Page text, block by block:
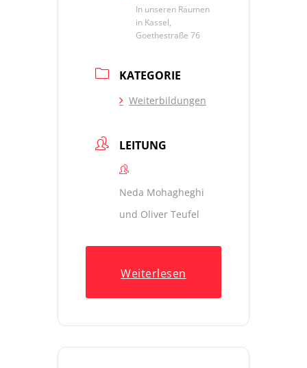
In unseren Räumen
in Kassel,
Goethestraße 76
KATEGORIE
Weiterbildungen
LEITUNG
Neda Mohagheghi
und Oliver Teufel
Weiterlesen